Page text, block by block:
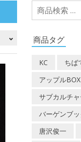
検
索
象:
商品タグ
KC ちば
アップルBOX
サブカルチ
バーゲンブッ
唐沢俊一